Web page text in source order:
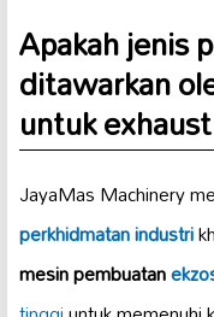
Apakah jenis
ditawarkan
untuk
JayaMas Machinery
perkhidmatan industri
mesin pembuatan